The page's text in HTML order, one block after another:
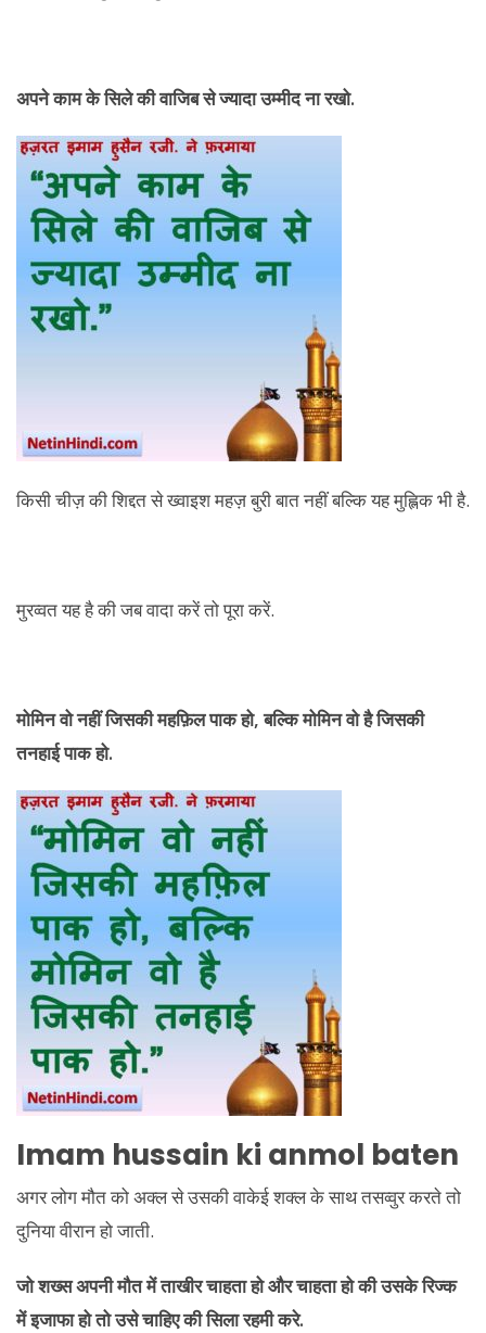
अपने काम के सिले की वाजिब से ज्यादा उम्मीद ना रखो.
किसी चीज़ की शिद्दत से ख्वाइश महज़ बुरी बात नहीं बल्कि यह मुह्लिक भी है.
मुरव्वत यह है की जब वादा करें तो पूरा करें.
मोमिन वो नहीं जिसकी महफ़िल पाक हो, बल्कि मोमिन वो है जिसकी
तनहाई पाक हो.
Imam hussain ki anmol baten
अगर लोग मौत को अक्ल से उसकी वाकेई शक्ल के साथ तसव्वुर करते तो
दुनिया वीरान हो जाती.
जो शख्स अपनी मौत में ताखीर चाहता हो और चाहता हो की उसके रिज्क
में इजाफा हो तो उसे चाहिए की सिला रहमी करे.